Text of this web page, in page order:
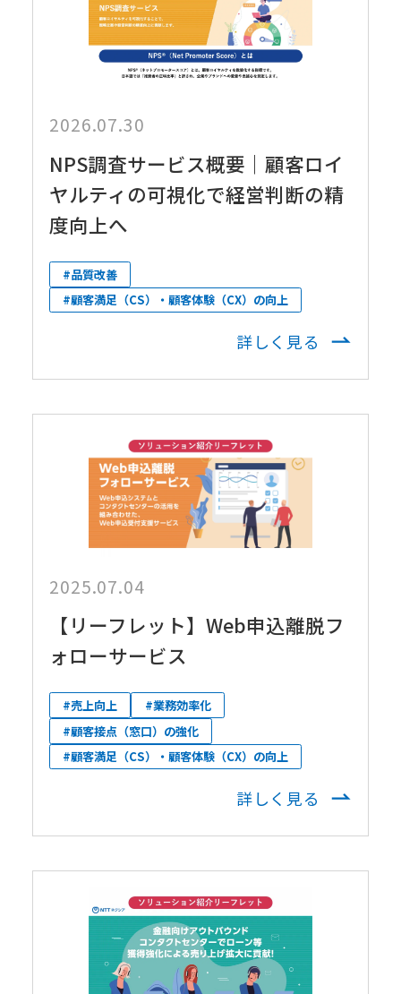
2026.07.30
NPS調査サービス概要｜顧客ロイ
ヤルティの可視化で経営判断の精
度向上へ
#品質改善
#顧客満足（CS）・顧客体験（CX）の向上
詳しく見る
2025.07.04
【リーフレット】Web申込離脱フ
ォローサービス
#売上向上
#業務効率化
#顧客接点（窓口）の強化
#顧客満足（CS）・顧客体験（CX）の向上
詳しく見る